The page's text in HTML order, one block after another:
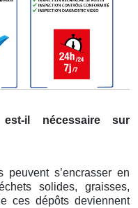
il nécessaire sur
s’encrasser en
solides, graisses,
ces dépôts deviennent